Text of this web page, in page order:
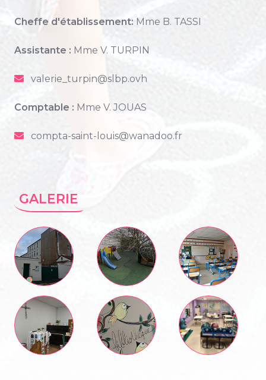
Cheffe d'établissement: Mme B. TASSI
Assistante : Mme V. TURPIN
valerie_turpin@slbp.ovh
Comptable : Mme V. JOUAS
compta-saint-louis@wanadoo.fr
GALERIE